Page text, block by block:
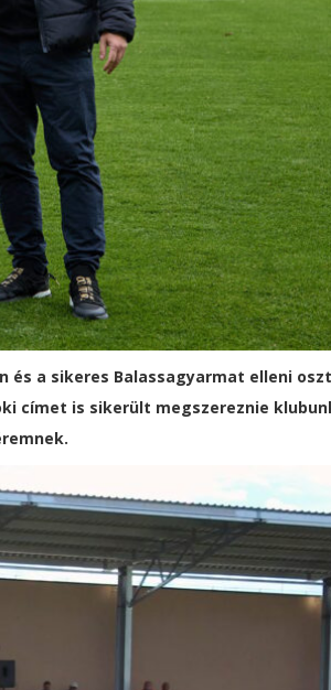
a sikeres Balassagyarmat elleni
címet is sikerült megszereznie